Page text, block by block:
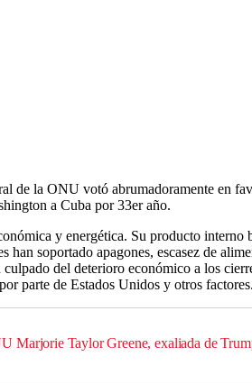
de la ONU votó abrumadoramente en
a Cuba por 33er año.
y energética. Su producto interno
han soportado apagones, escasez de
del deterioro económico a los
parte de Estados Unidos y otros factores.
Marjorie Taylor Greene, exaliada de